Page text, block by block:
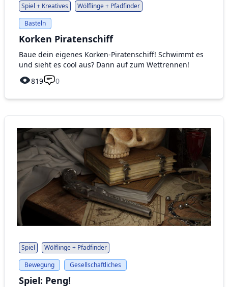
Spiel + Kreatives
Wölflinge + Pfadfinder
Basteln
Korken Piratenschiff
Baue dein eigenes Korken-Piratenschiff! Schwimmt es
und sieht es cool aus? Dann auf zum Wettrennen!
819
0
Spiel
Wölflinge + Pfadfinder
Bewegung
Gesellschaftliches
Spiel: Peng!